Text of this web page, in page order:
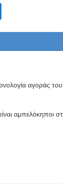
αγοράς του
αμπελόκηποι